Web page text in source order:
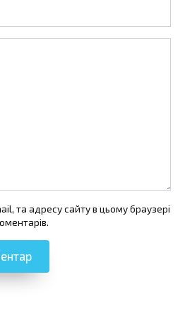
та адресу сайту в цьому браузері